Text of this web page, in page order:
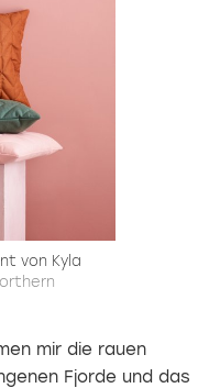
von Kyla
mir die rauen
Fjorde und das